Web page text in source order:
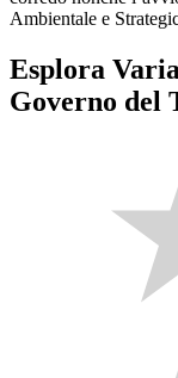
Ambientale e
Esplora
Governo del